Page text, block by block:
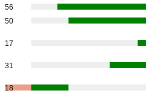
56
50
17
31
18